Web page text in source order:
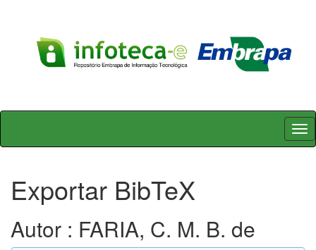
Skip
Exportar BibTeX
Autor : FARIA, C. M. B. de